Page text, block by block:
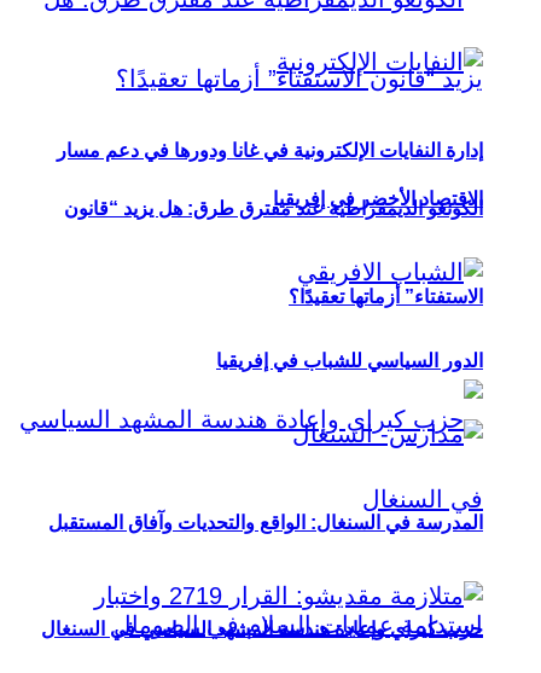
الكونغو الديمقراطية عند مفترق طرق: هل يزيد “قانون
الاستفتاء” أزماتها تعقيدًا؟
حزب كيراي وإعادة هندسة المشهد السياسي في السنغال
إدارة النفايات الإلكترونية في غانا ودورها في دعم مسار
الاقتصاد الأخضر في إفريقيا
الدور السياسي للشباب في إفريقيا
المدرسة في السنغال: الواقع والتحديات وآفاق المستقبل